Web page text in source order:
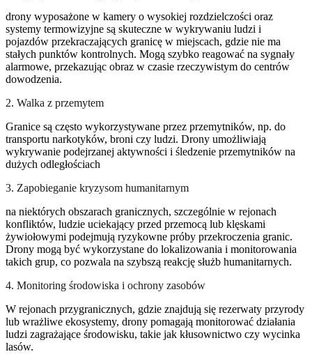
drony wyposażone w kamery o wysokiej rozdzielczości oraz
systemy termowizyjne są skuteczne w wykrywaniu ludzi i
pojazdów przekraczających granicę w miejscach, gdzie nie ma
stałych punktów kontrolnych. Mogą szybko reagować na sygnały
alarmowe, przekazując obraz w czasie rzeczywistym do centrów
dowodzenia.
2. Walka z przemytem
Granice są często wykorzystywane przez przemytników, np. do
transportu narkotyków, broni czy ludzi. Drony umożliwiają
wykrywanie podejrzanej aktywności i śledzenie przemytników na
dużych odległościach
3. Zapobieganie kryzysom humanitarnym
na niektórych obszarach granicznych, szczególnie w rejonach
konfliktów, ludzie uciekający przed przemocą lub klęskami
żywiołowymi podejmują ryzykowne próby przekroczenia granic.
Drony mogą być wykorzystane do lokalizowania i monitorowania
takich grup, co pozwala na szybszą reakcję służb humanitarnych.
4. Monitoring środowiska i ochrony zasobów
W rejonach przygranicznych, gdzie znajdują się rezerwaty przyrody
lub wrażliwe ekosystemy, drony pomagają monitorować działania
ludzi zagrażające środowisku, takie jak kłusownictwo czy wycinka
lasów.